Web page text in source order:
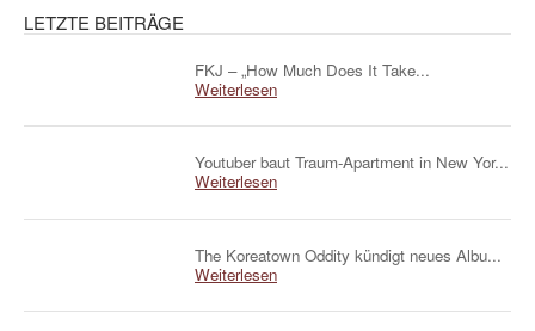
LETZTE BEITRÄGE
FKJ – „How Much Does It Take...
Weiterlesen
Youtuber baut Traum-Apartment in New Yor...
Weiterlesen
The Koreatown Oddity kündigt neues Albu...
Weiterlesen